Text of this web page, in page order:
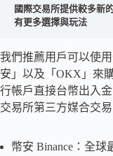
國際交易所提供較多新
有更多選擇與玩法
我們推薦用戶可以使
安」以及「OKX」來
行帳戶直接台幣出入
交易所第三方媒合交
幣安 Binance：全